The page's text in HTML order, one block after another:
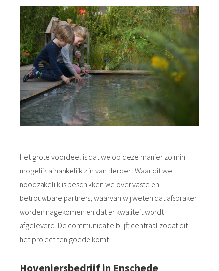
Het grote voordeel is dat we op deze manier zo min
mogelijk afhankelijk zijn van derden. Waar dit wel
noodzakelijk is beschikken we over vaste en
betrouwbare partners, waarvan wij weten dat afspraken
worden nagekomen en dat er kwaliteit wordt
afgeleverd. De communicatie blijft centraal zodat dit
het project ten goede komt.
Hoveniersbedrijf in Enschede